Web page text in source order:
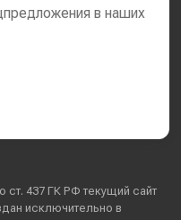
в наших
ст. 437 ГК РФ текущий сайт
исключительно в